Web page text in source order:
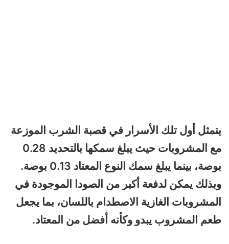
يتمثل أول تلك الأسرار في قصبة الشرب الموزعة
مع المشروبات حيث يبلغ سمكها بالتحديد 0.28
بوصة، بينما يبلغ سمك النوع المعتاد 0.13 بوصة.
وبذلك يمكن لدفعة أكبر من الصودا الموجودة في
المشروبات الغازية الاصطدام باللسان، بما يجعل
طعم المشروب يبدو وكأنه أفضل من المعتاد.